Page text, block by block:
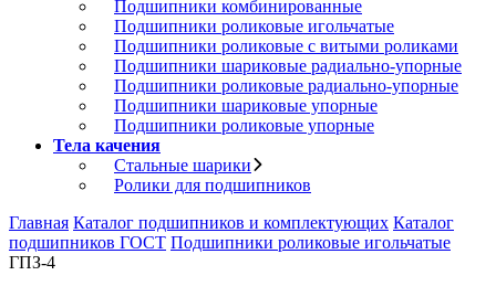
Подшипники комбинированные
Подшипники роликовые игольчатые
Подшипники роликовые с витыми роликами
Подшипники шариковые радиально-упорные
Подшипники роликовые радиально-упорные
Подшипники шариковые упорные
Подшипники роликовые упорные
Тела качения
Стальные шарики
Ролики для подшипников
Главная Каталог подшипников и комплектующих Каталог
подшипников ГОСТ Подшипники роликовые игольчатые
ГПЗ-4